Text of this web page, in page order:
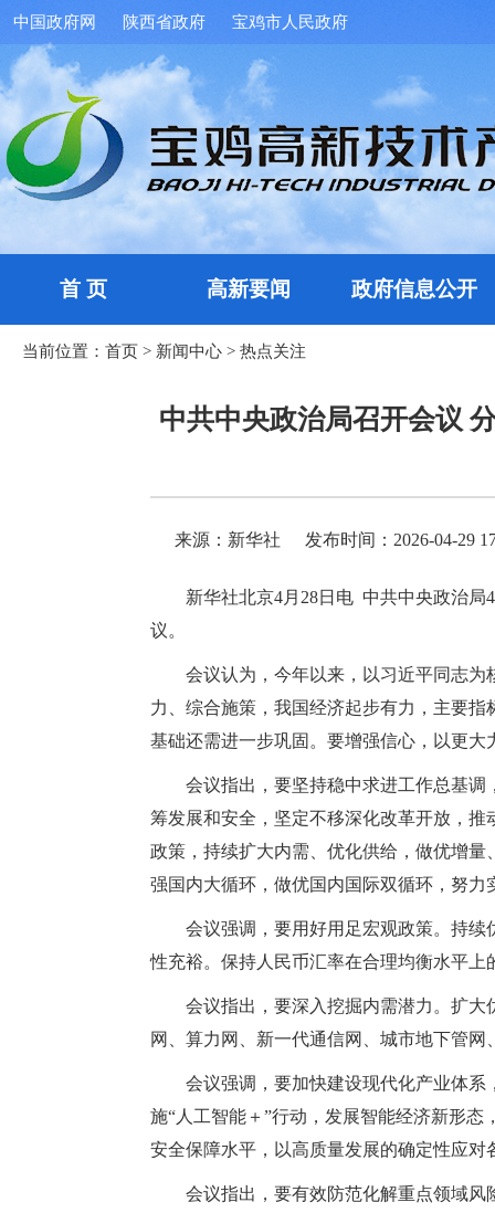
中国政府网 陕西省政府 宝鸡市人民政府
首 页 高新要闻 政府信息公开
当前位置： 首页 > 新闻中心 > 热点关注
中共中央政治局召开会议
来源：新华社 发布时间：2026-04-29
新华社北京4月28日电 中共中央政治
议。
会议认为，今年以来，以习近平同志
力、综合施策，我国经济起步有力，主要
基础还需进一步巩固。要增强信心，以更大
会议指出，要坚持稳中求进工作总基
筹发展和安全，坚定不移深化改革开放，
政策，持续扩大内需、优化供给，做优增
强国内大循环，做优国内国际双循环，努力
会议强调，要用好用足宏观政策。持
性充裕。保持人民币汇率在合理均衡水平
会议指出，要深入挖掘内需潜力。扩
网、算力网、新一代通信网、城市地下管
会议强调，要加快建设现代化产业体
施“人工智能＋”行动，发展智能经济新形
安全保障水平，以高质量发展的确定性应对
会议指出，要有效防范化解重点领域